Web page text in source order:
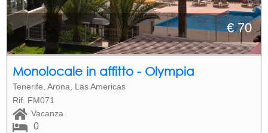
€ 70
Monolocale in affitto - Olympia
Tenerife, Arona, Las Americas
Rif. FM071
Vacanza
0